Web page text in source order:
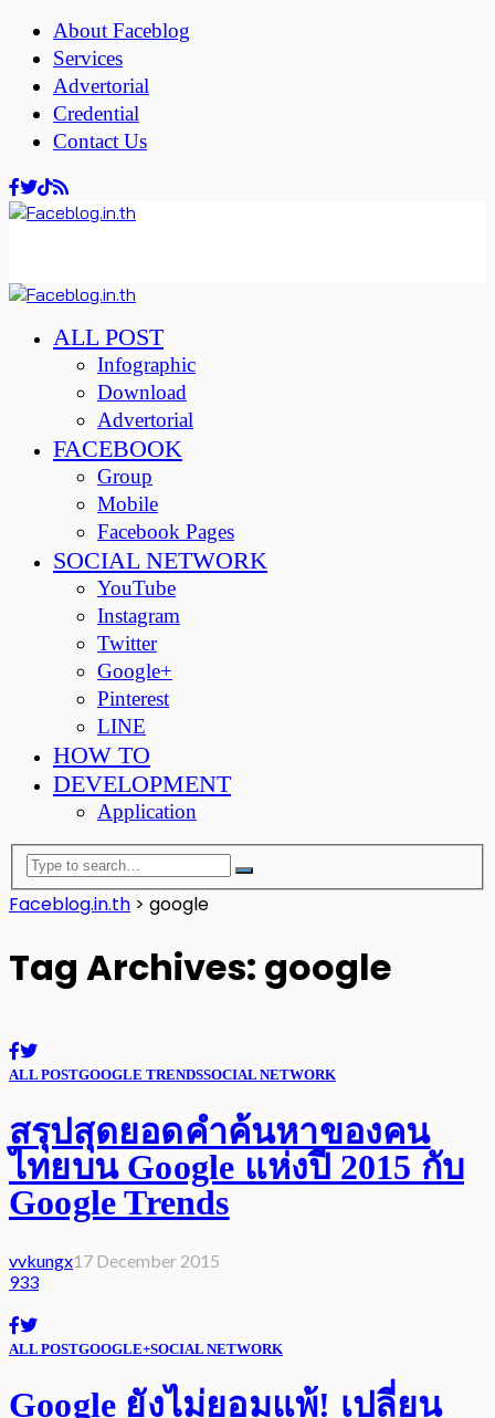
About Faceblog
Services
Advertorial
Credential
Contact Us
ALL POST
Infographic
Download
Advertorial
FACEBOOK
Group
Mobile
Facebook Pages
SOCIAL NETWORK
YouTube
Instagram
Twitter
Google+
Pinterest
LINE
HOW TO
DEVELOPMENT
Application
Faceblog.in.th > google
Tag Archives: google
ALL POSTGOOGLE TRENDSSOCIAL NETWORK
สรุปสุดยอดคำค้นหาของคน
ไทยบน Google แห่งปี 2015 กับ
Google Trends
vvkungx17 December 2015
933
ALL POSTGOOGLE+SOCIAL NETWORK
Google ยังไม่ยอมแพ้! เปลี่ยน